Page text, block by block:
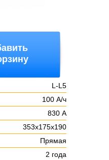
L-L5
100 А/ч
830 А
353х175х190
Прямая
2 года